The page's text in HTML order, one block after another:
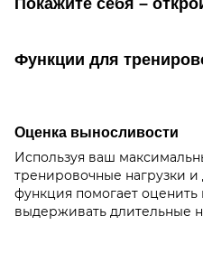
Покажите себя –
Функции для
Оценка выносливости
Используя ваш
тренировочные нагрузки и
функция помогает оценить
выдерживать длительные